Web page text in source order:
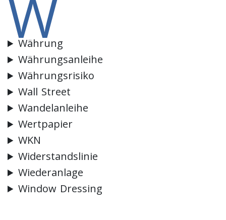
W
Währung
Währungsanleihe
Währungsrisiko
Wall Street
Wandelanleihe
Wertpapier
WKN
Widerstandslinie
Wiederanlage
Window Dressing